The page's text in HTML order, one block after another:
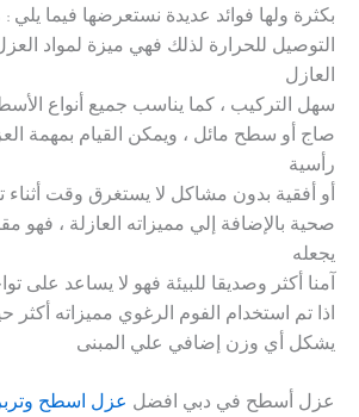
بكثرة ولها فوائد عديدة نستعرضها فيما يلي
التوصيل للحرارة لذلك فهي ميزة لمواد
العازل
سهل التركيب ، كما يناسب جميع أنواع
صاج أو سطح مائل ، ويمكن القيام بمهمة
رأسية
أو أفقية بدون مشاكل لا يستغرق وقت أثناء
صحية بالإضافة إلي مميزاته العازلة ، فهو
يجعله
آمنا أكثر وصديقا للبيئة فهو لا يساعد على
اذا تم استخدام الفوم الرغوي مميزاته أكثر
يشكل أي وزن إضافي علي المبنى
عزل أسطح في دبي افضل عزل اسطح